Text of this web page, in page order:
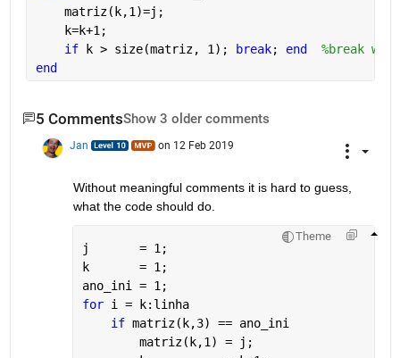
    matriz(k,1)=j;
    k=k+1;
if k > size(matriz, 1); break; end
%break
end
5 CommentsShow 3 older comments
Jan on 12 Feb 2019
Without meaningful comments it is hard to guess,
what the code should do.
Theme
j       = 1;
k       = 1;
ano_ini = 1;
for i = k:linha
if matriz(k,3) == ano_ini
        matriz(k,1) = j;